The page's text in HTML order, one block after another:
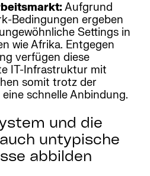
Aufgrund
Bedingungen ergeben
Settings in
wie Afrika. Entgegen
verfügen diese
IT-Infrastruktur mit
somit trotz der
schnelle Anbindung.
und die
untypische
abbilden